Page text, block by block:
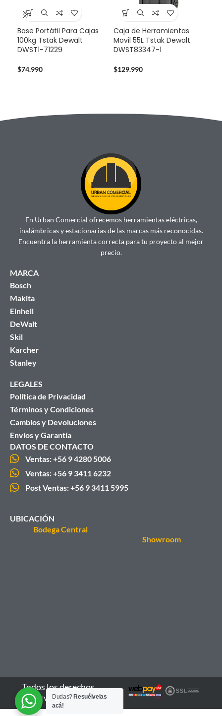
Base Portátil Para Cajas
100kg Tstak Dewalt
DWST1-71229
$74.990
Caja de Herramientas
Movil 55L Tstak Dewalt
DWST83347-1
$129.990
En Urban Comercial ofrecemos herramientas eléctricas,
inalámbricas y estacionarias de las marcas más reconocidas.
Encuentra la herramienta correcta para tu proyecto al mejor
precio.
MARCA
Bosch
Makita
Einhell
DeWalt
Skil
Karcher
Stanley
LEGALES
Política de Privacidad
Términos y Condiciones
Cambios y Devoluciones
Envíos y Garantía
DATOS DE CONTACTO
Ventas: +56 9 4280 5006
Ventas: +56 9 3411 6232
Post Ventas: +56 9 3411 5995
UBICACIÓN
Bodega Central
Showroom
Todos los derechos
reservados - 2026
Batería
Dudas? Resuélvelas
acá!